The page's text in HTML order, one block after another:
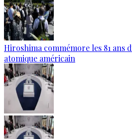
Hiroshima commémore les 81 ans
atomique américain